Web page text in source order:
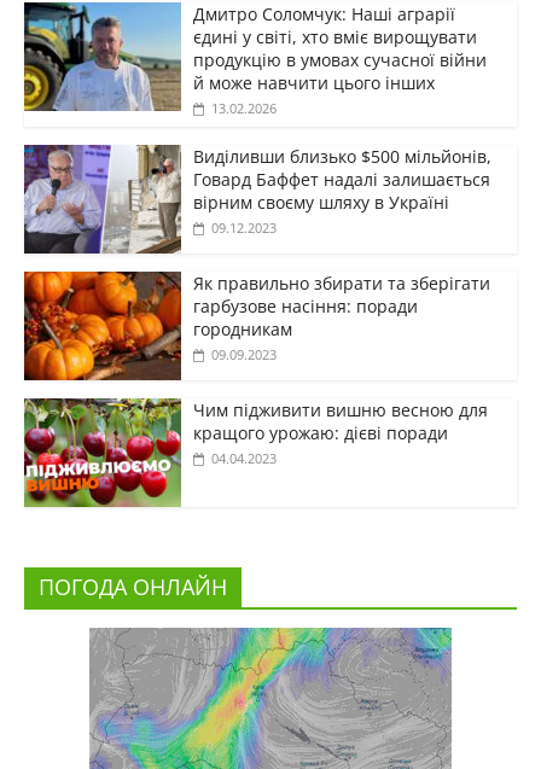
Дмитро Соломчук: Наші аграрії
єдині у світі, хто вміє вирощувати
продукцію в умовах сучасної війни
й може навчити цього інших
13.02.2026
Виділивши близько $500 мільйонів,
Говард Баффет надалі залишається
вірним своєму шляху в Україні
09.12.2023
Як правильно збирати та зберігати
гарбузове насіння: поради
городникам
09.09.2023
Чим підживити вишню весною для
кращого урожаю: дієві поради
04.04.2023
ПОГОДА ОНЛАЙН